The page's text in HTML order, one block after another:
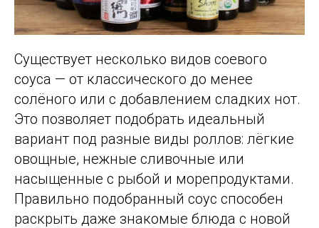
Существует несколько видов соевого
соуса — от классического до менее
солёного или с добавлением сладких нот.
Это позволяет подобрать идеальный
вариант под разные виды роллов: лёгкие
овощные, нежные сливочные или
насыщенные с рыбой и морепродуктами.
Правильно подобранный соус способен
раскрыть даже знакомые блюда с новой